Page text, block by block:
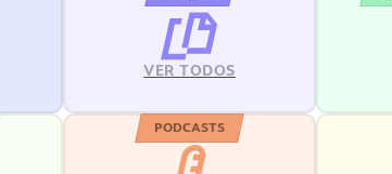
VER TODOS
PODCASTS